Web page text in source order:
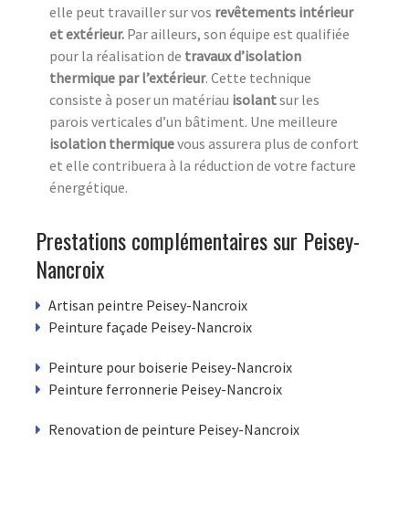
elle peut travailler sur vos revêtements intérieur
et extérieur. Par ailleurs, son équipe est qualifiée
pour la réalisation de travaux d’isolation
thermique par l’extérieur. Cette technique
consiste à poser un matériau isolantsur les
parois verticales d’un bâtiment. Une meilleure
isolation thermiquevous assurera plus de confort
et elle contribuera à la réduction de votre facture
énergétique.
Prestations complémentaires sur Peisey-
Nancroix
Artisan peintre Peisey-Nancroix
Peinture façade Peisey-Nancroix
Peinture pour boiserie Peisey-Nancroix
Peinture ferronnerie Peisey-Nancroix
Renovation de peinture Peisey-Nancroix